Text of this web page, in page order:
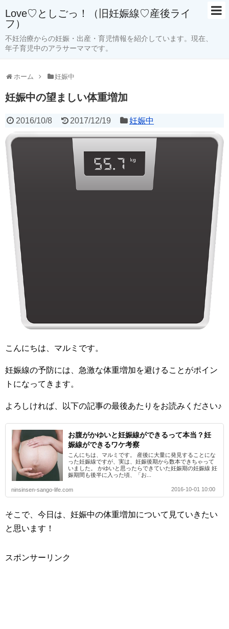
Love♡としごっ！（旧妊娠線♡産後ライ
フ）
不妊治療からの妊娠・出産・育児情報を紹介しています。現在、
年子育児中のアラサーママです。
ホーム 妊娠中
妊娠中の望ましい体重増加
2016/10/8 2017/12/19 妊娠中
こんにちは、マルミです。
妊娠線の予防には、急激な体重増加を避けることがポイン
トになってきます。
よろしければ、以下の記事の最後あたりをお読みください♪
お腹がかゆいと妊娠線ができるって本当？妊
娠線ができるワケ考察
こんにちは、マルミです。 産後に大量に発見することにな
った妊娠線ですが、実は、妊娠後期から数本できちゃって
いました。 かゆいと思ったらできていた妊娠期の妊娠線 妊
娠期間も後半に入った頃、「お...
ninsinsen-sango-life.com 2016-10-01 10:00
そこで、今日は、妊娠中の体重増加について見ていきたい
と思います！
スポンサーリンク
ホーム
育児
年子育児
予防接種
感染症
絵本のレビュー
出産
妊娠中
不妊治療
趣味
パン作り修行
毎日の生活
保険
投資信託やってみた日記